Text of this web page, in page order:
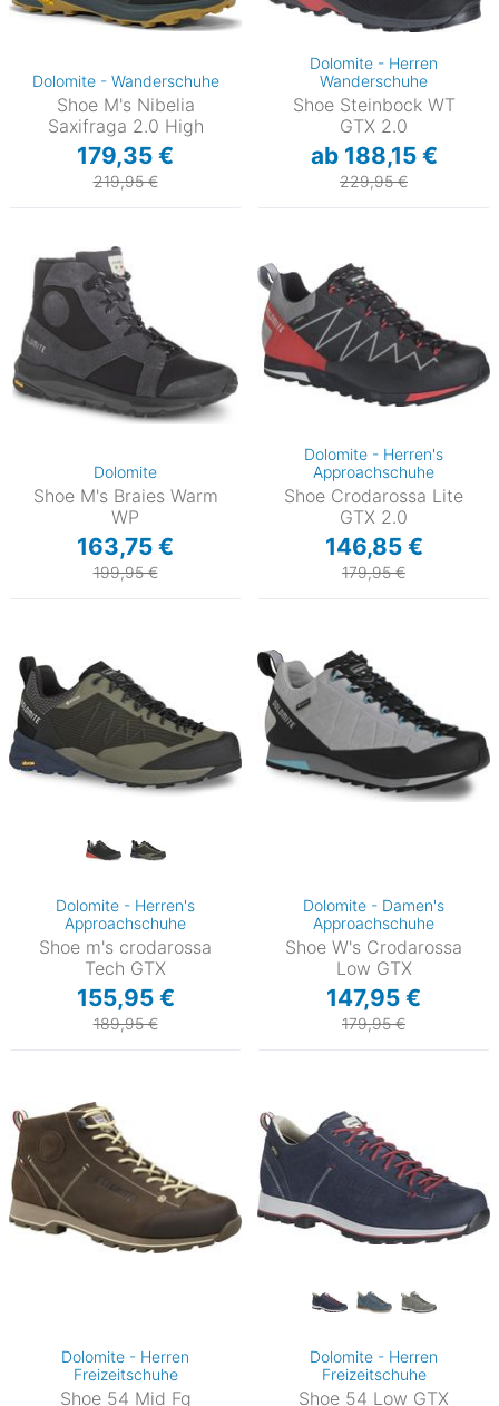
Dolomite - Wanderschuhe
Shoe M's Nibelia
Saxifraga 2.0 High
179,35 €
219,95 €
Dolomite - Herren
Wanderschuhe
Shoe Steinbock WT
GTX 2.0
ab 188,15 €
229,95 €
Dolomite
Shoe M's Braies Warm
WP
163,75 €
199,95 €
Dolomite - Herren's
Approachschuhe
Shoe Crodarossa Lite
GTX 2.0
146,85 €
179,95 €
Dolomite - Herren's
Approachschuhe
Shoe m's crodarossa
Tech GTX
155,95 €
189,95 €
Dolomite - Damen's
Approachschuhe
Shoe W's Crodarossa
Low GTX
147,95 €
179,95 €
Dolomite - Herren
Freizeitschuhe
Shoe 54 Mid Fg
Dolomite - Herren
Freizeitschuhe
Shoe 54 Low GTX